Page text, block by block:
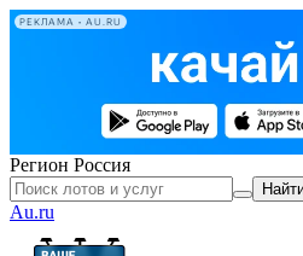
РЕКЛАМА • AU.RU
Регион Россия
Au.ru